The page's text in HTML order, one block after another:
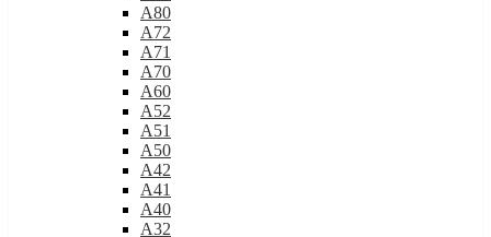
A80
A72
A71
A70
A60
A52
A51
A50
A42
A41
A40
A32